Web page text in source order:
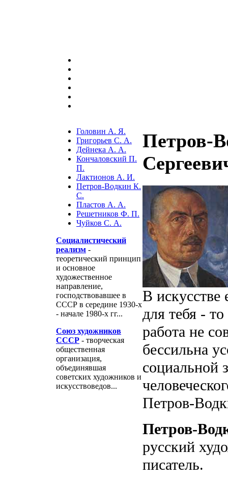
Головин А. Я.
Григорьев С. А.
Дейнека А. А.
Кончаловский П.
П.
Лактионов А. И.
Петров-Водкин К.
С.
Пластов А. А.
Решетников Ф. П.
Чуйков С. А.
Социалистический
реализм -
теоретический принцип
и основное
художественное
направление,
господствовавшее в
СССР в середине 1930-х
- начале 1980-х гг...
Союз художников
СССР - творческая
общественная
организация,
объединявшая
советских художников и
искусствоведов...
Петров-
В искусстве
для тебя -
работа не
бессильна
социальной
Петров-
Петров-
русский
писатель.